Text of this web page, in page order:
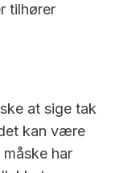
tilhører
at sige tak
kan være
har